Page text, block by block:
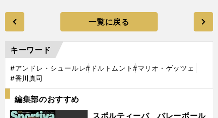
一覧に戻る
キーワード
#アンドレ・シュールレ#ドルトムント#マリオ・ゲッツェ
#香川真司
編集部のおすすめ
スポルティーバ バレーボール